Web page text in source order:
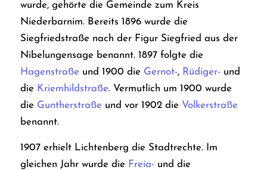
wurde, gehörte die Gemeinde zum Kreis
Niederbarnim. Bereits 1896 wurde die
Siegfriedstraße nach der Figur Siegfried aus der
Nibelungensage benannt. 1897 folgte die
Hagenstraße und 1900 die Gernot-, Rüdiger- und
die Kriemhildstraße. Vermutlich um 1900 wurde
die Guntherstraße und vor 1902 die Volkerstraße
benannt.
1907 erhielt Lichtenberg die Stadtrechte. Im
gleichen Jahr wurde die Freia- und die